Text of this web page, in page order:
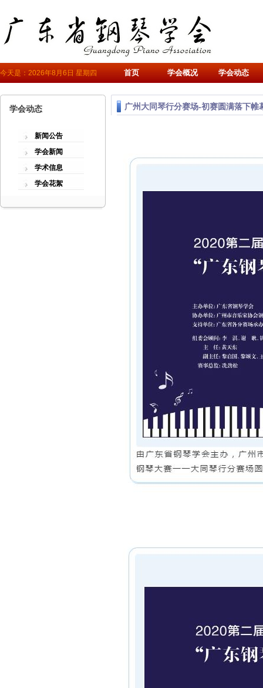
今天是：2026年8月6日 星期四 首页 学会概况 学会动态
学会动态
新闻公告
学会新闻
学术信息
学会花絮
广州大同琴行分赛场-初赛圆满落下帷